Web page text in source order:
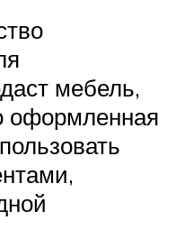
мебель,
оформленная